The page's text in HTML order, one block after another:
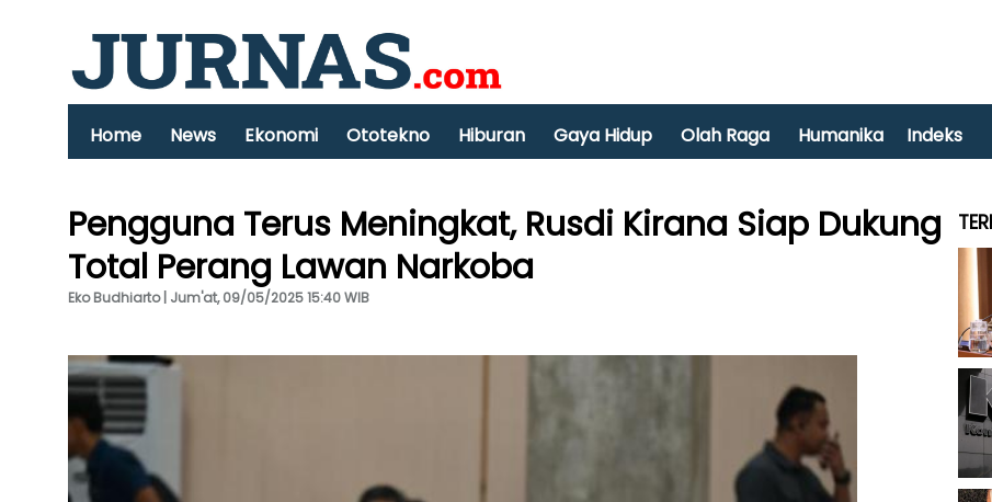
Home News Ekonomi Ototekno Hiburan Gaya Hidup Olah Raga Humanika Indeks
Pengguna Terus Meningkat, Rusdi Kirana Siap Dukung
Total Perang Lawan Narkoba
Eko Budhiarto | Jum'at, 09/05/2025 15:40 WIB